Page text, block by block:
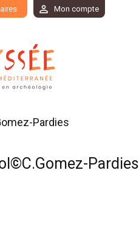
Mon compte
Pardies
Pardies